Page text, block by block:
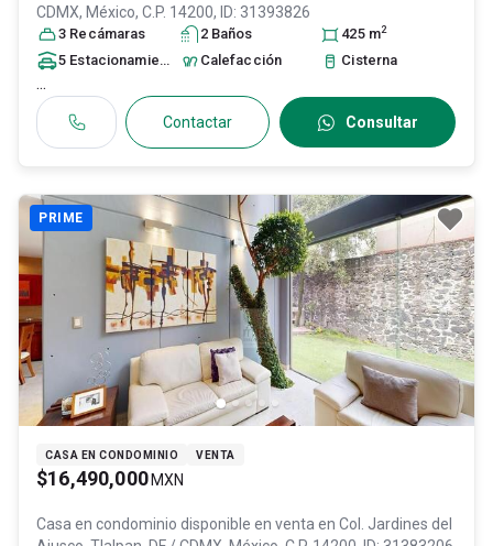
CDMX, México, C.P. 14200, ID: 31393826
3 Recámaras 2 Baños 425 m2
5 Estacionamiento s Calefacción Cisterna
...
Contactar Consultar
PRIME
CASA EN CONDOMINIO VENTA
$16,490,000 MXN
Casa en condominio disponible en venta en Col. Jardines del